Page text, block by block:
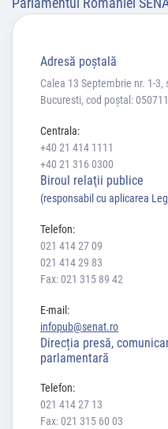
Adresă poştală
Calea 13 Septembrie nr. 1-3,
Bucuresti, cod poștal: 050711
Centrala:
+40 21 414 1111
+40 21 316 0300
Biroul relaţii publice
(responsabil cu aplicarea
Telefon:
021 414 27 09
021 414 29 83
Fax: 021 315 89 42
E-mail:
infopub@senat.ro
Direcția presă,
parlamentară
Telefon:
021 414 27 13
Fax: 021 315 60 03